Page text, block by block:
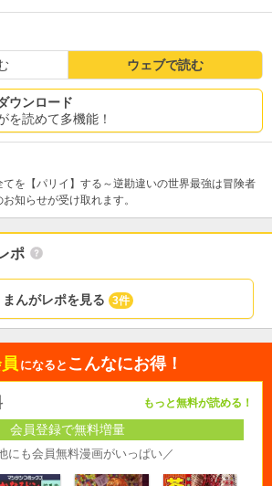
ウェブで読む
ウンロード
を読めて多機能！
てを【パリイ】する～逆勘違いの世界最強は冒険者
知らせが受け取れます。
ポ
まんがレポを見る 3件
になると こんなにお得！
もっと無料が読める！
会員登録で無料増量
にも会員無料漫画がいっぱい／